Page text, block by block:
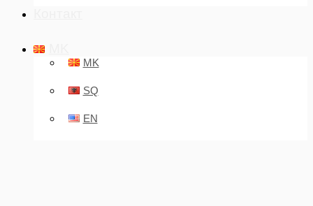
MK
SQ
EN